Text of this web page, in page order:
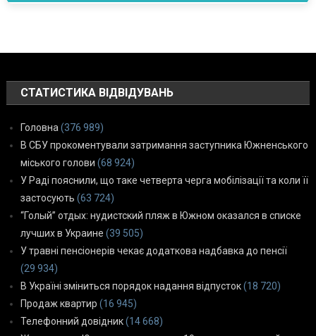
СТАТИСТИКА ВІДВІДУВАНЬ
Головна (376 989)
В СБУ прокоментували затримання заступника Южненського
міського голови (68 924)
У Раді пояснили, що таке четверта черга мобілізації та коли її
застосують (63 724)
“Голый” отдых: нудистский пляж в Южном оказался в списке
лучших в Украине (39 505)
У травні пенсіонерів чекає додаткова надбавка до пенсії
(29 934)
В Україні зміниться порядок надання відпусток(18 720)
Продаж квартир (16 945)
Телефонний довідник(14 668)